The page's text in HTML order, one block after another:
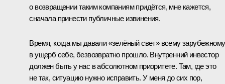
о возвращении таким компаниям придётся, мне кажется,
сначала принести публичные извинения.
Время, когда мы давали «зелёный свет» всему зарубежному
в ущерб себе, безвозвратно прошло. Внутренний инвестор
должен быть у нас в абсолютном приоритете. Там, где это
не так, ситуацию нужно исправить. У меня до сих пор,